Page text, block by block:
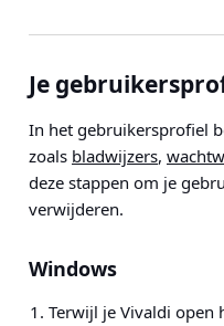
Je
In het gebruikersprofiel
zoals bladwijzers,
deze stappen om je
verwijderen.
Windows
Terwijl je Vivaldi open